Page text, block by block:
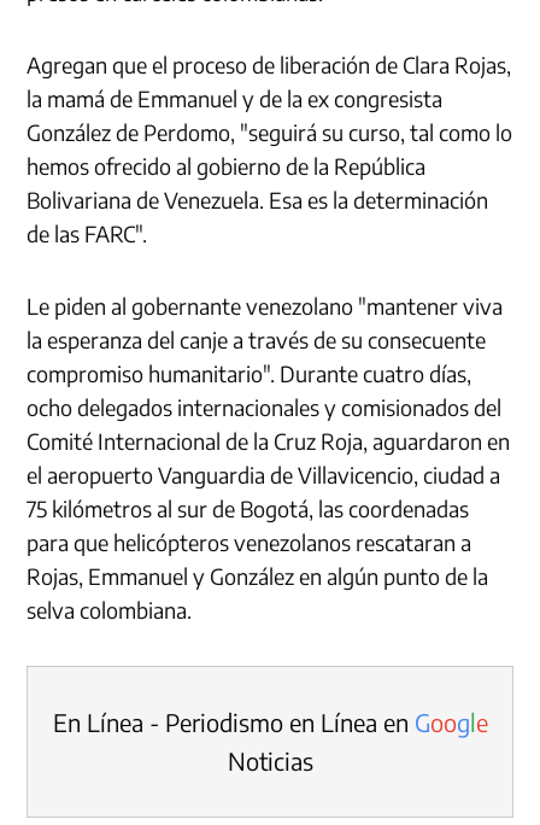
Agregan que el proceso de liberación de Clara Rojas,
la mamá de Emmanuel y de la ex congresista
González de Perdomo, "seguirá su curso, tal como lo
hemos ofrecido al gobierno de la República
Bolivariana de Venezuela. Esa es la determinación
de las FARC".
Le piden al gobernante venezolano "mantener viva
la esperanza del canje a través de su consecuente
compromiso humanitario". Durante cuatro días,
ocho delegados internacionales y comisionados del
Comité Internacional de la Cruz Roja, aguardaron en
el aeropuerto Vanguardia de Villavicencio, ciudad a
75 kilómetros al sur de Bogotá, las coordenadas
para que helicópteros venezolanos rescataran a
Rojas, Emmanuel y González en algún punto de la
selva colombiana.
En Línea - Periodismo en Línea en Google
Noticias